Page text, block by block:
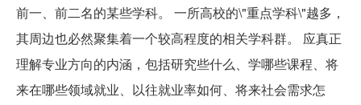
前一、前二名的某些学科。 一所高校的\"重点学科\"越多，
其周边也必然聚集着一个较高程度的相关学科群。 应真正
理解专业方向的内涵，包括研究些什么、学哪些课程、将
来在哪些领域就业、以往就业率如何、将来社会需求怎